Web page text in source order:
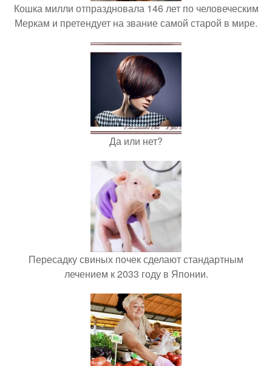
Кошка милли отпраздновала 146 лет по человеческим
Меркам и претендует на звание самой старой в мире.
Да или нет?
Пересадку свиных почек сделают стандартным
лечением к 2033 году в Японии.